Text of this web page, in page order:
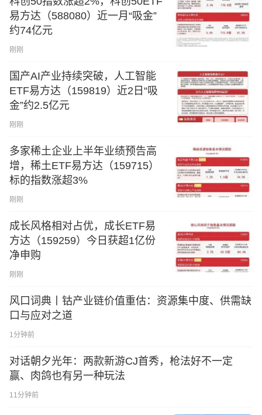
易方达（588080）近一月“吸金”
约74亿元
刚刚
国产AI产业持续突破，人工智能
ETF易方达（159819）近2日“吸
金”约2.5亿元
刚刚
多家稀土企业上半年业绩预告高
增，稀土ETF易方达（159715）
标的指数涨超3%
刚刚
成长风格相对占优，成长ETF易
方达（159259）今日获超1亿份
净申购
刚刚
风口词典丨钴产业链价值重估：资源集中度、供需缺
口与应对之道
1分钟前
对话朝夕光年：两款新游CJ首秀，枪法好不一定
赢、肉鸽也有另一种玩法
11分钟前